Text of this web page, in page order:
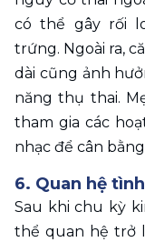
có thể gây rối
trứng. Ngoài ra,
dài cũng ảnh
năng thụ thai.
tham gia các
nhạc để cân
Sau khi chu kỳ
thể quan hệ trở